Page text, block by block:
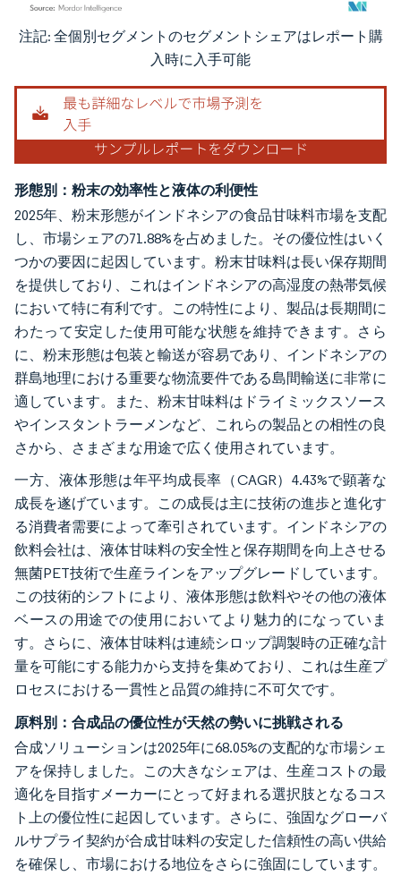
画像 © Mordor Intelligence。再利用にはCC BY 4.0の表示が必要です。
注記: 全個別セグメントのセグメントシェアはレポート購
入時に入手可能
形態別：粉末の効率性と液体の利便性
2025年、粉末形態がインドネシアの食品甘味料市場を支配
し、市場シェアの71.88%を占めました。その優位性はいく
つかの要因に起因しています。粉末甘味料は長い保存期間
を提供しており、これはインドネシアの高湿度の熱帯気候
において特に有利です。この特性により、製品は長期間に
わたって安定した使用可能な状態を維持できます。さら
に、粉末形態は包装と輸送が容易であり、インドネシアの
群島地理における重要な物流要件である島間輸送に非常に
適しています。また、粉末甘味料はドライミックスソース
やインスタントラーメンなど、これらの製品との相性の良
さから、さまざまな用途で広く使用されています。
一方、液体形態は年平均成長率（CAGR）4.43%で顕著な
成長を遂げています。この成長は主に技術の進歩と進化す
る消費者需要によって牽引されています。インドネシアの
飲料会社は、液体甘味料の安全性と保存期間を向上させる
無菌PET技術で生産ラインをアップグレードしています。
この技術的シフトにより、液体形態は飲料やその他の液体
ベースの用途での使用においてより魅力的になっていま
す。さらに、液体甘味料は連続シロップ調製時の正確な計
量を可能にする能力から支持を集めており、これは生産プ
ロセスにおける一貫性と品質の維持に不可欠です。
原料別：合成品の優位性が天然の勢いに挑戦される
合成ソリューションは2025年に68.05%の支配的な市場シェ
アを保持しました。この大きなシェアは、生産コストの最
適化を目指すメーカーにとって好まれる選択肢となるコス
ト上の優位性に起因しています。さらに、強固なグローバ
ルサプライ契約が合成甘味料の安定した信頼性の高い供給
を確保し、市場における地位をさらに強固にしています。